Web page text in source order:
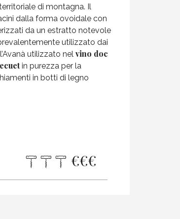
di montagna. Il
dalla forma ovoidale con
da un estratto notevole
utilizzato dai
utilizzato nel vino doc
in purezza per la
in botti di legno
€€€